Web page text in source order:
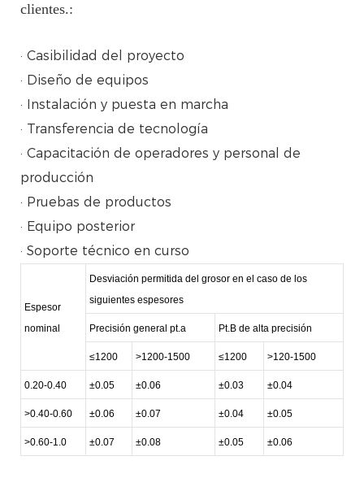
clientes.:
· Casibilidad del proyecto
· Diseño de equipos
· Instalación y puesta en marcha
· Transferencia de tecnología
· Capacitación de operadores y personal de
producción
· Pruebas de productos
· Equipo posterior
· Soporte técnico en curso
Espesor
nominal
Desviación permitida del grosor en el caso de los
siguientes espesores
Precisión general pt.a Pt.B de alta precisión
≤1200 >1200-1500 ≤1200 >120-1500
0.20-0.40 ±0.05 ±0.06 ±0.03 ±0.04
>0.40-0.60 ±0.06 ±0.07 ±0.04 ±0.05
>0.60-1.0 ±0.07 ±0.08 ±0.05 ±0.06